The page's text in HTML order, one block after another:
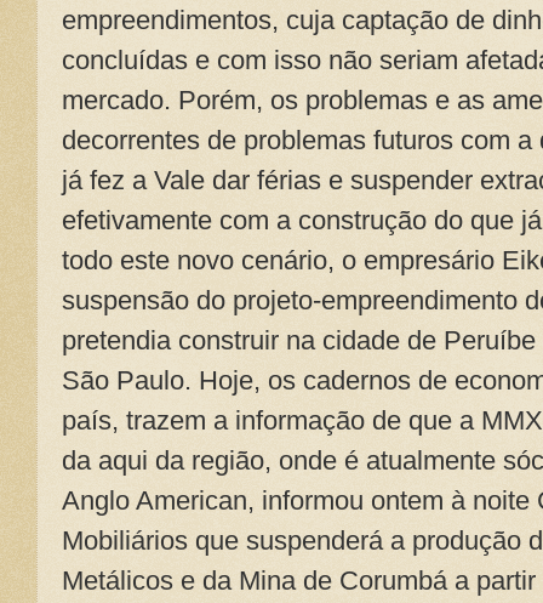
empreendimentos, cuja captação de
concluídas e com isso não seriam
mercado. Porém, os problemas e as
decorrentes de problemas futuros com
já fez a Vale dar férias e suspender
efetivamente com a construção do que
todo este novo cenário, o empresário
suspensão do projeto-empreendimento
pretendia construir na cidade de
São Paulo. Hoje, os cadernos de
país, trazem a informação de que a
da aqui da região, onde é atualmente
Anglo American, informou ontem à noite
Mobiliários que suspenderá a produção
Metálicos e da Mina de Corumbá a